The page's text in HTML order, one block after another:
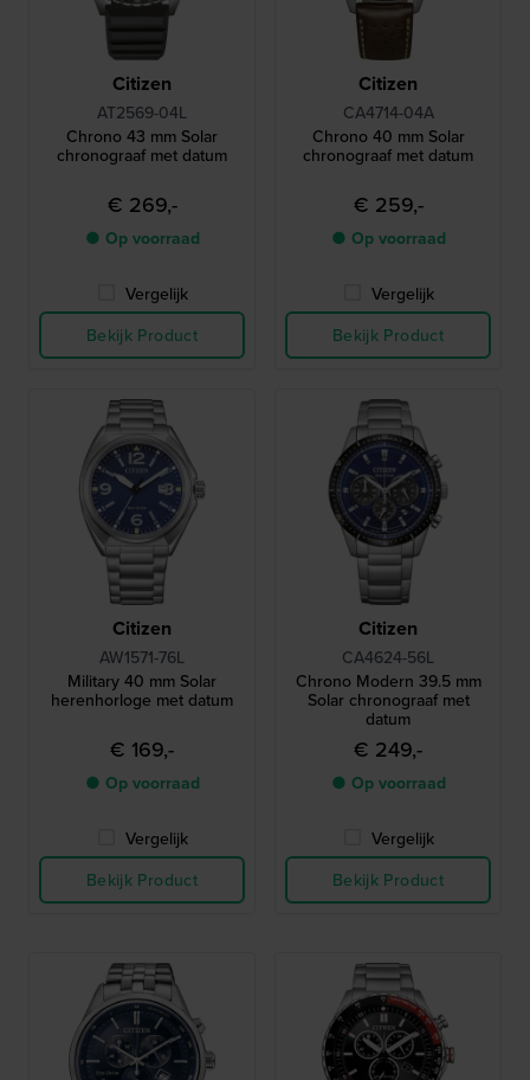
Citizen
AT2569-04L
Chrono 43 mm Solar
chronograaf met datum
€ 269,-
● Op voorraad
Vergelijk
Bekijk Product
Citizen
CA4714-04A
Chrono 40 mm Solar
chronograaf met datum
€ 259,-
● Op voorraad
Vergelijk
Bekijk Product
Citizen
AW1571-76L
Military 40 mm Solar
herenhorloge met datum
€ 169,-
● Op voorraad
Vergelijk
Bekijk Product
Citizen
CA4624-56L
Chrono Modern 39.5 mm
Solar chronograaf met
datum
€ 249,-
● Op voorraad
Vergelijk
Bekijk Product